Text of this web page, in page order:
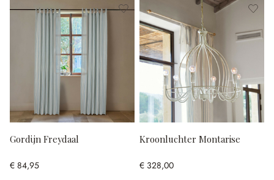
Gordijn Freydaal
€ 84,95
Kroonluchter Montarise
€ 328,00